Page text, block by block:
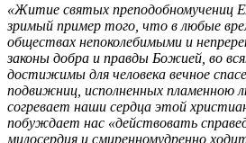
«Житие святых преподобномучениц
зримый пример того, что в любые
обществах непоколебимыми и
законы добра и правды Божией, во
достижимы для человека вечное
подвижниц, исполненных пламенною
согревает наши сердца этой
побуждает нас «действовать
милосердия и смиренномудренно